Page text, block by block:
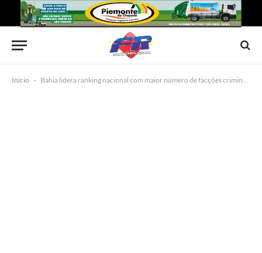
Início - Bahia lidera ranking nacional com maior número de facções criminosas em atuação, aponta levantamento